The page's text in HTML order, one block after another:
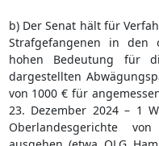
b) Der Senat hält für
Strafgefangenen in den
hohen Bedeutung für
dargestellten
von 1000 € für
23. Dezember 2024 – 1
Oberlandesgerichte